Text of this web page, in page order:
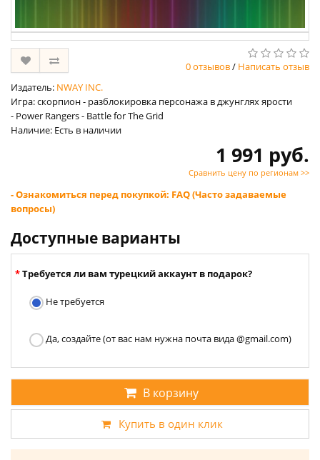
0 отзывов/ Написать отзыв
Издатель: NWAY INC.
Игра: скорпион - разблокировка персонажа в джунглях ярости
- Power Rangers - Battle for The Grid
Наличие: Есть в наличии
1 991 руб.
Сравнить цену по регионам >>
- Ознакомиться перед покупкой: FAQ (Часто задаваемые
вопросы)
Доступные варианты
Требуется ли вам турецкий аккаунт в подарок?
Не требуется
Да, создайте (от вас нам нужна почта вида @gmail.com)
В корзину
Купить в один клик